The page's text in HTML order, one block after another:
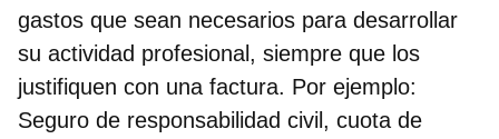
gastos que sean necesarios para desarrollar
su actividad profesional, siempre que los
justifiquen con una factura. Por ejemplo:
Seguro de responsabilidad civil, cuota de